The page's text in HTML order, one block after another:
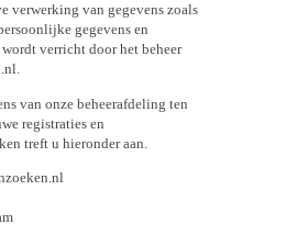
verwerking van gegevens zoals
gegevens en
verricht door het beheer
van onze beheerafdeling ten
registraties en
treft u hieronder aan.